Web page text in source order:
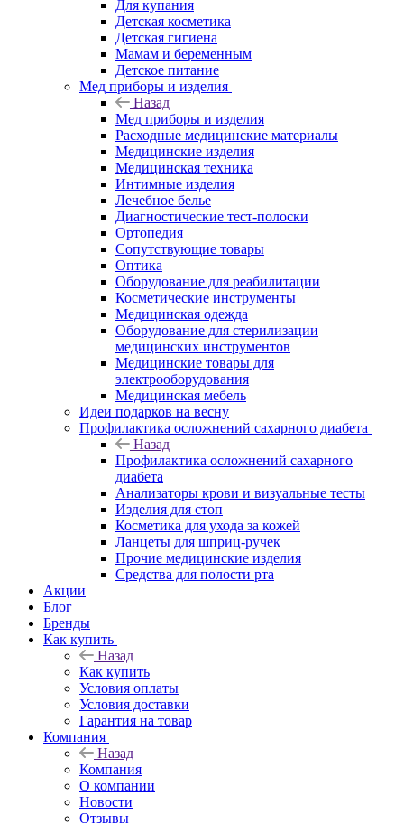
Для купания
Детская косметика
Детская гигиена
Мамам и беременным
Детское питание
Мед приборы и изделия
Назад
Мед приборы и изделия
Расходные медицинские материалы
Медицинские изделия
Медицинская техника
Интимные изделия
Лечебное белье
Диагностические тест-полоски
Ортопедия
Сопутствующие товары
Оптика
Оборудование для реабилитации
Косметические инструменты
Медицинская одежда
Оборудование для стерилизации
медицинских инструментов
Медицинские товары для
электрооборудования
Медицинская мебель
Идеи подарков на весну
Профилактика осложнений сахарного диабета
Назад
Профилактика осложнений сахарного
диабета
Анализаторы крови и визуальные тесты
Изделия для стоп
Косметика для ухода за кожей
Ланцеты для шприц-ручек
Прочие медицинские изделия
Средства для полости рта
Акции
Блог
Бренды
Как купить
Назад
Как купить
Условия оплаты
Условия доставки
Гарантия на товар
Компания
Назад
Компания
О компании
Новости
Отзывы